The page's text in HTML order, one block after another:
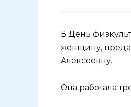
В День
женщину,
Алексеевну.
Она работала